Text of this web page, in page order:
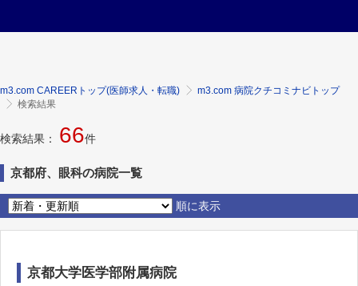
m3.com CAREERトップ(医師求人・転職)
m3.com 病院クチコミナビトップ
検索結果
検索結果： 66件
京都府、眼科の病院一覧
順に表示
京都大学医学部附属病院